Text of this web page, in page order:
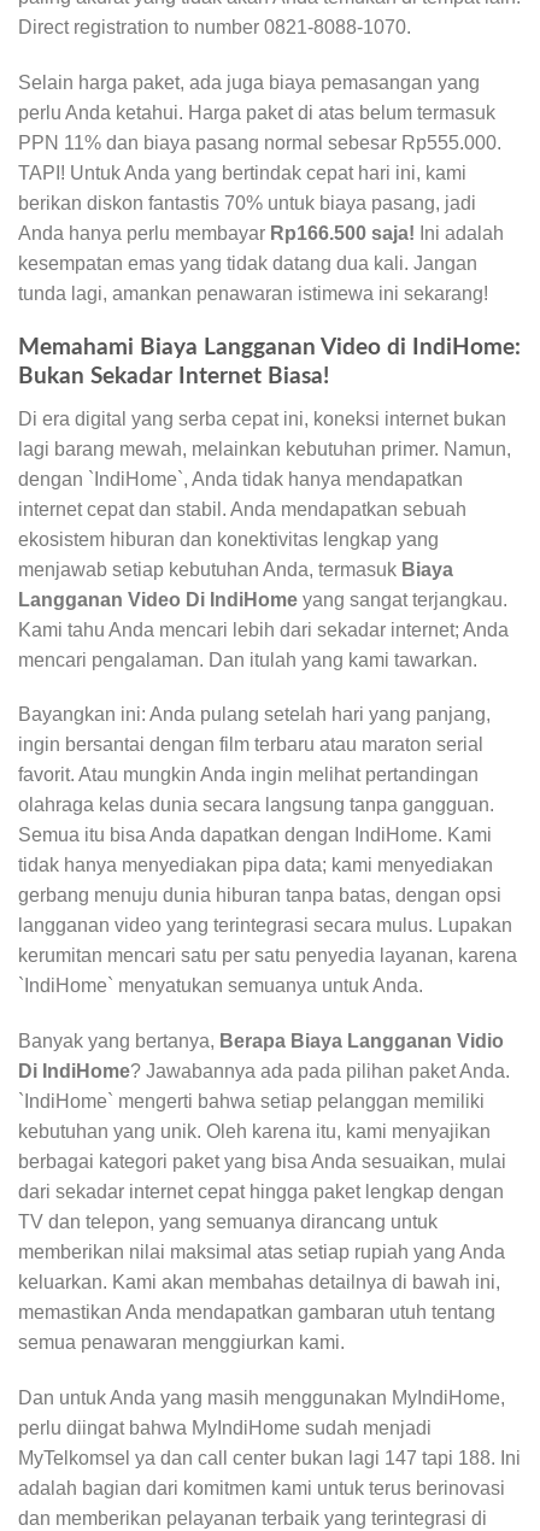
Direct registration to number 0821-8088-1070.
Selain harga paket, ada juga biaya pemasangan yang
perlu Anda ketahui. Harga paket di atas belum termasuk
PPN 11% dan biaya pasang normal sebesar Rp555.000.
TAPI! Untuk Anda yang bertindak cepat hari ini, kami
berikan diskon fantastis 70% untuk biaya pasang, jadi
Anda hanya perlu membayar Rp166.500 saja! Ini adalah
kesempatan emas yang tidak datang dua kali. Jangan
tunda lagi, amankan penawaran istimewa ini sekarang!
Memahami Biaya Langganan Video di IndiHome:
Bukan Sekadar Internet Biasa!
Di era digital yang serba cepat ini, koneksi internet bukan
lagi barang mewah, melainkan kebutuhan primer. Namun,
dengan `IndiHome`, Anda tidak hanya mendapatkan
internet cepat dan stabil. Anda mendapatkan sebuah
ekosistem hiburan dan konektivitas lengkap yang
menjawab setiap kebutuhan Anda, termasuk Biaya
Langganan Video Di IndiHome yang sangat terjangkau.
Kami tahu Anda mencari lebih dari sekadar internet; Anda
mencari pengalaman. Dan itulah yang kami tawarkan.
Bayangkan ini: Anda pulang setelah hari yang panjang,
ingin bersantai dengan film terbaru atau maraton serial
favorit. Atau mungkin Anda ingin melihat pertandingan
olahraga kelas dunia secara langsung tanpa gangguan.
Semua itu bisa Anda dapatkan dengan IndiHome. Kami
tidak hanya menyediakan pipa data; kami menyediakan
gerbang menuju dunia hiburan tanpa batas, dengan opsi
langganan video yang terintegrasi secara mulus. Lupakan
kerumitan mencari satu per satu penyedia layanan, karena
`IndiHome` menyatukan semuanya untuk Anda.
Banyak yang bertanya, Berapa Biaya Langganan Vidio
Di IndiHome? Jawabannya ada pada pilihan paket Anda.
`IndiHome` mengerti bahwa setiap pelanggan memiliki
kebutuhan yang unik. Oleh karena itu, kami menyajikan
berbagai kategori paket yang bisa Anda sesuaikan, mulai
dari sekadar internet cepat hingga paket lengkap dengan
TV dan telepon, yang semuanya dirancang untuk
memberikan nilai maksimal atas setiap rupiah yang Anda
keluarkan. Kami akan membahas detailnya di bawah ini,
memastikan Anda mendapatkan gambaran utuh tentang
semua penawaran menggiurkan kami.
Dan untuk Anda yang masih menggunakan MyIndiHome,
perlu diingat bahwa MyIndiHome sudah menjadi
MyTelkomsel ya dan call center bukan lagi 147 tapi 188. Ini
adalah bagian dari komitmen kami untuk terus berinovasi
dan memberikan pelayanan terbaik yang terintegrasi di